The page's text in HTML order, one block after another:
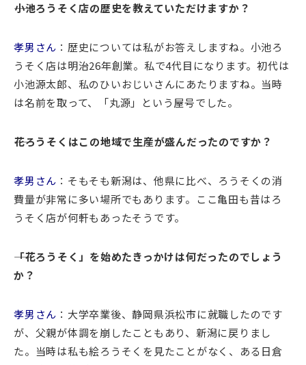
――小池ろうそく店の歴史を教えていただけますか？
孝男さん ：歴史については私がお答えしますね。小池ろ
うそく店は明治26年創業。私で4代目になります。初代は
小池源太郎、私のひいおじいさんにあたりますね。当時
は名前を取って、「丸源」という屋号でした。
――花ろうそくはこの地域で生産が盛んだったのですか？
孝男さん ：そもそも新潟は、他県に比べ、ろうそくの消
費量が非常に多い場所でもあります。ここ亀田も昔はろ
うそく店が何軒もあったそうです。
――「花ろうそく」を始めたきっかけは何だったのでしょう
か？
孝男さん ：大学卒業後、静岡県浜松市に就職したのです
が、父親が体調を崩したこともあり、新潟に戻りまし
た。当時は私も絵ろうそくを見たことがなく、ある日倉